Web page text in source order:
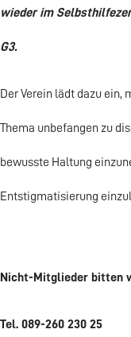
wieder im
G3.
Der Verein lädt dazu
Thema unbefangen zu
bewusste Haltung
Entstigmatisierung
Nicht-Mitglieder bitten
Tel. 089-260 230 25